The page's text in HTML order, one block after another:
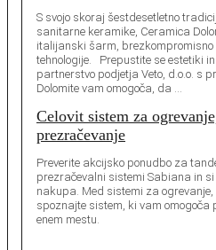
S svojo skoraj šestdesetletno
sanitarne keramike, Ceramica
italijanski šarm, brezkompromisno
tehnologije. Prepustite se estetiki
partnerstvo podjetja Veto, d.o.o. s
Dolomite vam omogoča, da …
Celovit sistem za
prezračevanje
Preverite akcijsko ponudbo za
prezračevalni sistemi Sabiana in
nakupa. Med sistemi za
spoznajte sistem, ki vam omogoča
enem mestu.